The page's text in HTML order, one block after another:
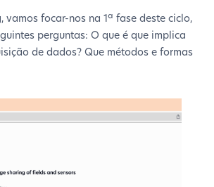
vamos focar-nos na 1ª fase deste ciclo,
perguntas: O que é que implica
de dados? Que métodos e formas